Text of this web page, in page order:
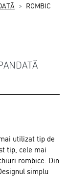
ROMBIC
utilizat tip de
tip, cele mai
rombice. Din
simplu